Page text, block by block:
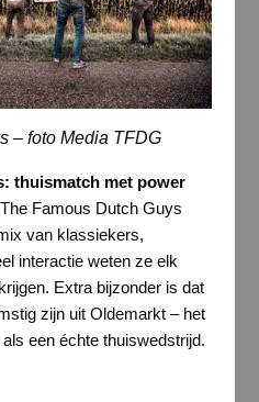
– foto Media TFDG
thuismatch met power
Famous Dutch Guys
van klassiekers,
interactie weten ze elk
Extra bijzonder is dat
zijn uit Oldemarkt – het
een échte thuiswedstrijd.